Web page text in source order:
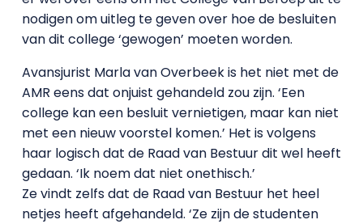
nodigen om uitleg te geven over hoe de besluiten
van dit college ‘gewogen’ moeten worden.
Avansjurist Marla van Overbeek is het niet met de
AMR eens dat onjuist gehandeld zou zijn. ‘Een
college kan een besluit vernietigen, maar kan niet
met een nieuw voorstel komen.’ Het is volgens
haar logisch dat de Raad van Bestuur dit wel heeft
gedaan. ‘Ik noem dat niet onethisch.’
Ze vindt zelfs dat de Raad van Bestuur het heel
netjes heeft afgehandeld. ‘Ze zijn de studenten